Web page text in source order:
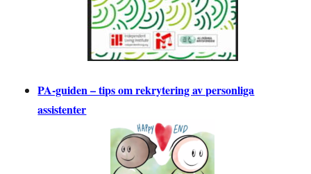
PA-guiden – tips om rekrytering av personliga
assistenter